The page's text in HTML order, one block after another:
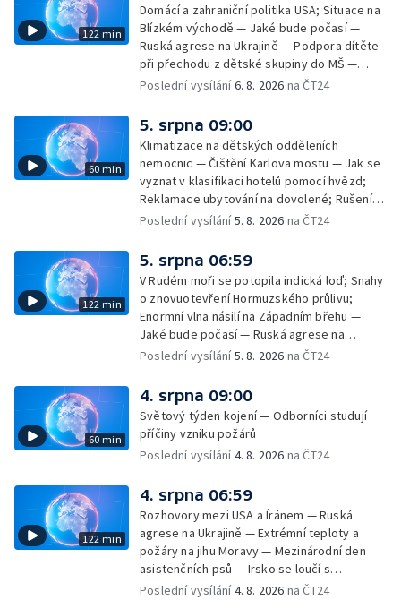
122 min
Domácí a zahraniční politika USA; Situace na
Blízkém východě — Jaké bude počasí —
Ruská agrese na Ukrajině — Podpora dítěte
při přechodu z dětské skupiny do MŠ —
Filmové premiéry týdne — Dvě deci tuše v
rakovinu prsu
Poslední vysílání6. 8. 2026 na ČT24
60 min
5. srpna 09:00
Klimatizace na dětských odděleních
nemocnic — Čištění Karlova mostu — Jak se
vyznat v klasifikaci hotelů pomocí hvězd;
Reklamace ubytování na dovolené; Rušení
dovolené kvůli přírodním živlům; Práva
na dovolené v zahraničí; Platby a výběry na
dovolené v zahraničí — Těžba léčivé rašeliny
u Malé Morávky
Poslední vysílání5. 8. 2026 na ČT24
122 min
5. srpna 06:59
V Rudém moři se potopila indická loď; Snahy
o znovuotevření Hormuzského průlivu;
Enormní vlna násilí na Západním břehu —
Jaké bude počasí — Ruská agrese na
Ukrajině — Vliv veder na lidské orgány — Při
— Třem obcím na Brněnsku dočasně došla
pitná voda — SP v orientačním běhu v Česku
— Horko a požáry sužují Evropu — Rybářský
příměstský tábor
Poslední vysílání5. 8. 2026 na ČT24
60 min
4. srpna 09:00
Světový týden kojení — Odborníci studují
příčiny vzniku požárů
Poslední vysílání4. 8. 2026 na ČT24
122 min
4. srpna 06:59
Rozhovory mezi USA a Íránem — Ruská
agrese na Ukrajině — Extrémní teploty a
požáry na jihu Moravy — Mezinárodní den
asistenčních psů — Irsko se loučí s
hudebníkem Glenem Hansardem
Poslední vysílání4. 8. 2026 na ČT24